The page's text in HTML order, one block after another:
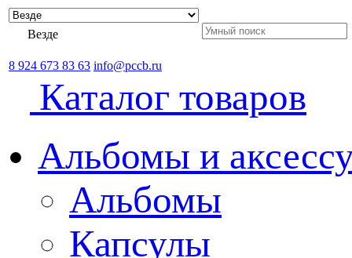
Везде
8 924 673 83 63 info@pccb.ru
Каталог товаров
Альбомы и
Альбомы
Капсулы